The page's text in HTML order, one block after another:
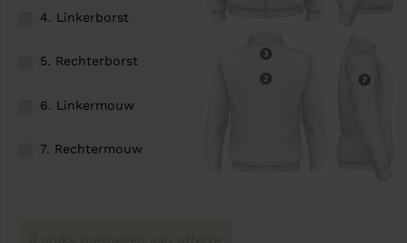
4. Linkerborst
5. Rechterborst
6. Linkermouw
7. Rechtermouw